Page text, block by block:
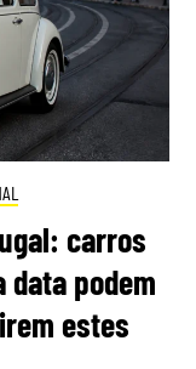
carros
podem
estes